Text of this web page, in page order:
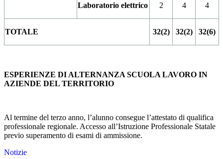
Laboratorio elettrico 2 4 4
TOTALE 32(2) 32(2) 32(6)
ESPERIENZE DI ALTERNANZA SCUOLA LAVORO IN
AZIENDE DEL TERRITORIO
Al termine del terzo anno, l’alunno consegue l’attestato di qualifica
professionale regionale. Accesso all’Istruzione Professionale Statale
previo superamento di esami di ammissione.
Notizie